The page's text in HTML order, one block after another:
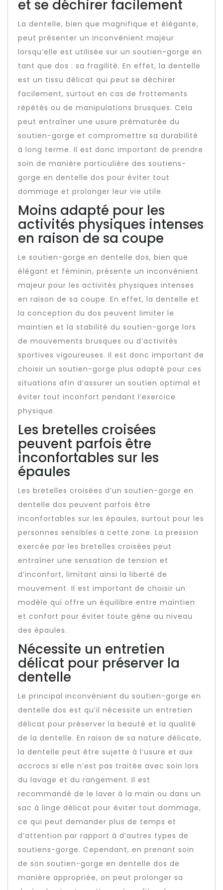
et se déchirer facilement
La dentelle, bien que magnifique et élégante,
peut présenter un inconvénient majeur
lorsqu’elle est utilisée sur un soutien-gorge en
tant que dos : sa fragilité. En effet, la dentelle
est un tissu délicat qui peut se déchirer
facilement, surtout en cas de frottements
répétés ou de manipulations brusques. Cela
peut entraîner une usure prématurée du
soutien-gorge et compromettre sa durabilité
à long terme. Il est donc important de prendre
soin de manière particulière des soutiens-
gorge en dentelle dos pour éviter tout
dommage et prolonger leur vie utile.
Moins adapté pour les
activités physiques intenses
en raison de sa coupe
Le soutien-gorge en dentelle dos, bien que
élégant et féminin, présente un inconvénient
majeur pour les activités physiques intenses
en raison de sa coupe. En effet, la dentelle et
la conception du dos peuvent limiter le
maintien et la stabilité du soutien-gorge lors
de mouvements brusques ou d’activités
sportives vigoureuses. Il est donc important de
choisir un soutien-gorge plus adapté pour ces
situations afin d’assurer un soutien optimal et
éviter tout inconfort pendant l’exercice
physique.
Les bretelles croisées
peuvent parfois être
inconfortables sur les
épaules
Les bretelles croisées d’un soutien-gorge en
dentelle dos peuvent parfois être
inconfortables sur les épaules, surtout pour les
personnes sensibles à cette zone. La pression
exercée par les bretelles croisées peut
entraîner une sensation de tension et
d’inconfort, limitant ainsi la liberté de
mouvement. Il est important de choisir un
modèle qui offre un équilibre entre maintien
et confort pour éviter toute gêne au niveau
des épaules.
Nécessite un entretien
délicat pour préserver la
dentelle
Le principal inconvénient du soutien-gorge en
dentelle dos est qu’il nécessite un entretien
délicat pour préserver la beauté et la qualité
de la dentelle. En raison de sa nature délicate,
la dentelle peut être sujette à l’usure et aux
accrocs si elle n’est pas traitée avec soin lors
du lavage et du rangement. Il est
recommandé de le laver à la main ou dans un
sac à linge délicat pour éviter tout dommage,
ce qui peut demander plus de temps et
d’attention par rapport à d’autres types de
soutiens-gorge. Cependant, en prenant soin
de son soutien-gorge en dentelle dos de
manière appropriée, on peut prolonger sa